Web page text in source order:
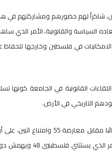
شاكراً لهم حضورهم ومشاركتهم في هذه
السياسة والقانونية، الأمر الذي
في فلسطين وخارجها
القانونية في الجامعة كونها
التاريخي في الأرض.
وينص القانون الذي أقره الكنيست الإسرائيلي بالقراءة
للشعب اليهودي"، وأن حق تقرير